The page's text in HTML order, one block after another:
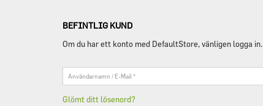
BEFINTLIG KUND
Om du har ett konto med DefaultStore, vänligen logga in.
Mail
Glömt ditt lösenord?